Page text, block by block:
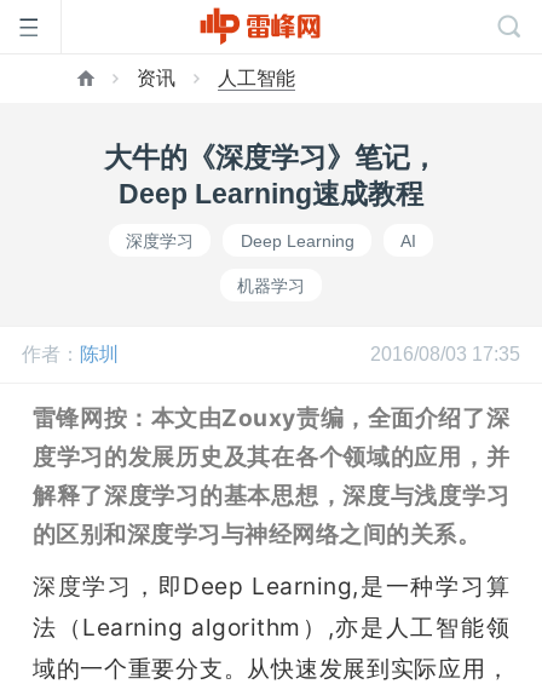
开
课
资讯 人工智能
​大牛的《深度学习》笔记，
Deep Learning速成教程
深度学习 Deep Learning AI
机器学习
作者： 陈圳 2016/08/03 17:35
雷锋网按：本文由Zouxy责编，全面介绍了深
度学习的发展历史及其在各个领域的应用，并
解释了深度学习的基本思想，深度与浅度学习
的区别和深度学习与神经网络之间的关系。
深度学习 ， 即Deep Learning,是一种学习算
法（Learning algorithm）,亦是人工智能领
域的一个重要分支。从快速发展到实际应用，